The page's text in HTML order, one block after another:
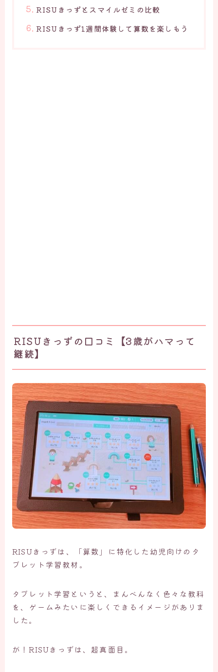
RISUきっずとスマイルゼミの比較
RISUきっず1週間体験して算数を楽しもう
RISUきっずの口コミ【3歳がハマって
継続】
RISUきっずは、「算数」に特化した幼児向けのタ
ブレット学習教材。
タブレット学習というと、まんべんなく色々な教科
を、ゲームみたいに楽しくできるイメージがありま
した。
が！RISUきっずは、超真面目。